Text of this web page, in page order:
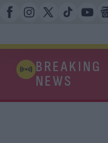
BREAKING
NEWS